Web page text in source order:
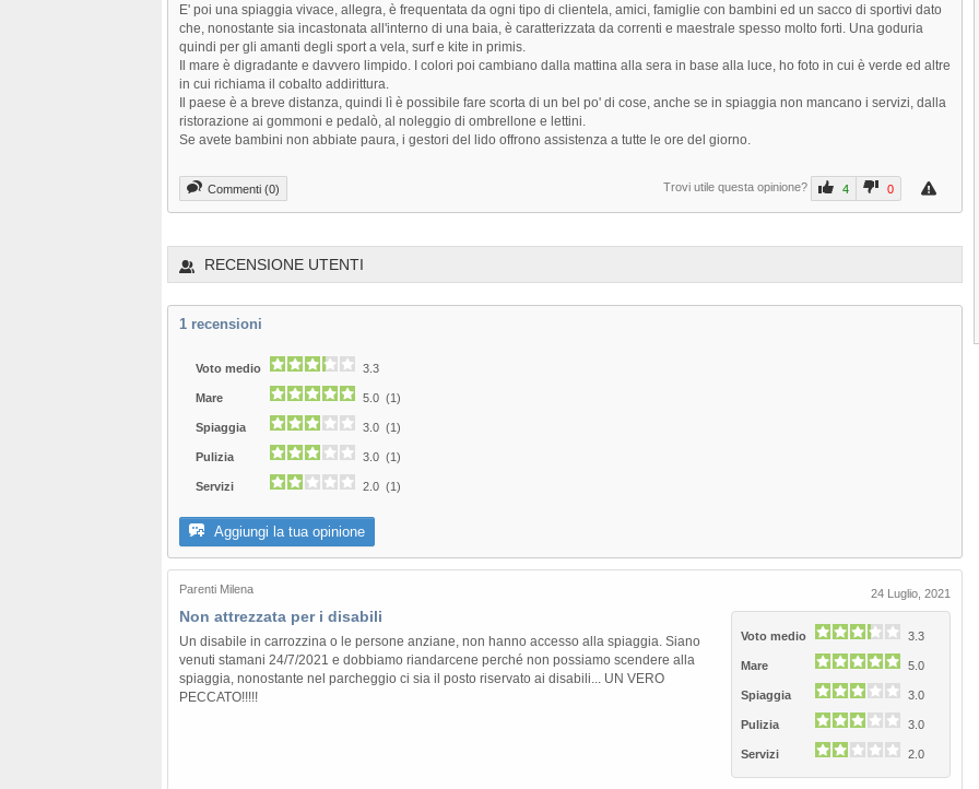
E' poi una spiaggia vivace, allegra, è frequentata da ogni tipo di clientela, amici, famiglie con bambini ed un sacco di sportivi dato
che, nonostante sia incastonata all'interno di una baia, è caratterizzata da correnti e maestrale spesso molto forti. Una goduria
quindi per gli amanti degli sport a vela, surf e kite in primis.
Il mare è digradante e davvero limpido. I colori poi cambiano dalla mattina alla sera in base alla luce, ho foto in cui è verde ed altre
in cui richiama il cobalto addirittura.
Il paese è a breve distanza, quindi lì è possibile fare scorta di un bel po' di cose, anche se in spiaggia non mancano i servizi, dalla
ristorazione ai gommoni e pedalò, al noleggio di ombrellone e lettini.
Se avete bambini non abbiate paura, i gestori del lido offrono assistenza a tutte le ore del giorno.
Commenti (0) Trovi utile questa opinione? 4 0
RECENSIONE UTENTI
1 recensioni
Voto medio 3.3
Mare 5.0 (1)
Spiaggia 3.0 (1)
Pulizia 3.0 (1)
Servizi 2.0 (1)
Aggiungi la tua opinione
24 Luglio, 2021
Parenti Milena
Voto medio 3.3
Mare 5.0
Spiaggia 3.0
Pulizia 3.0
Servizi 2.0
Non attrezzata per i disabili
Un disabile in carrozzina o le persone anziane, non hanno accesso alla spiaggia. Siano
venuti stamani 24/7/2021 e dobbiamo riandarcene perché non possiamo scendere alla
spiaggia, nonostante nel parcheggio ci sia il posto riservato ai disabili... UN VERO
PECCATO!!!!!
Next